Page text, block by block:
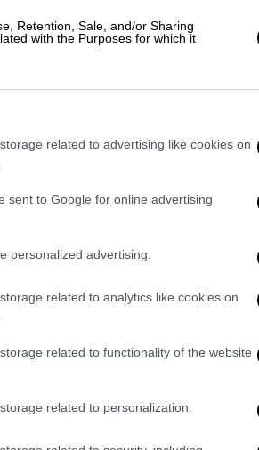
Retention, Sale, and/or Sharing
with the Purposes for which it
related to advertising like cookies on
sent to Google for online advertising
personalized advertising.
related to analytics like cookies on
related to functionality of the website
related to personalization.
κορίτσι
«Ήταν άσφυγμο, με
και πρόσθεσε:
πάνω της όλοι οι
— αναζωογόνηση,
ξεκινήσει η καρδιά.
νοσοκομείο».
βάρδιας»